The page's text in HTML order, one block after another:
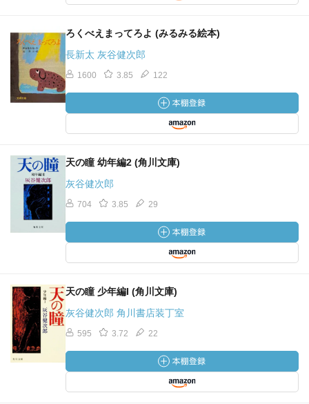
ろくべえまってろよ (みるみる絵本)
長新太 灰谷健次郎
1600 3.85 122
天の瞳 幼年編2 (角川文庫)
灰谷健次郎
704 3.85 29
天の瞳 少年編I (角川文庫)
灰谷健次郎 角川書店装丁室
595 3.72 22